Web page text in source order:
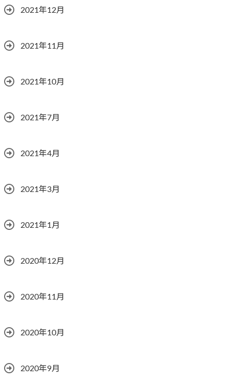
2021年12月
2021年11月
2021年10月
2021年7月
2021年4月
2021年3月
2021年1月
2020年12月
2020年11月
2020年10月
2020年9月